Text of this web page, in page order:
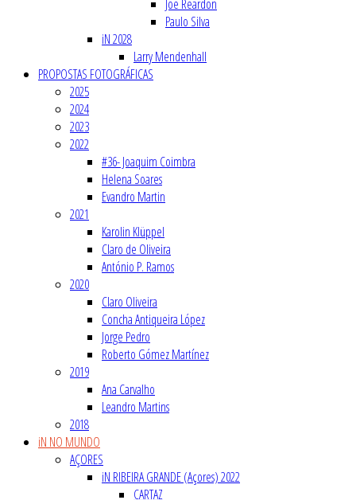
Joe Reardon
Paulo Silva
iN 2028
Larry Mendenhall
PROPOSTAS FOTOGRÁFICAS
2025
2024
2023
2022
#36- Joaquim Coimbra
Helena Soares
Evandro Martin
2021
Karolin Klüppel
Claro de Oliveira
António P. Ramos
2020
Claro Oliveira
Concha Antiqueira López
Jorge Pedro
Roberto Gómez Martínez
2019
Ana Carvalho
Leandro Martins
2018
iN NO MUNDO
AÇORES
iN RIBEIRA GRANDE (Açores) 2022
CARTAZ